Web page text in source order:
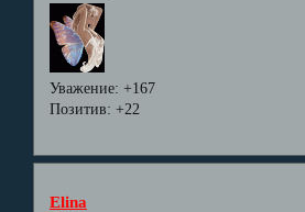
Уважение: +167
Позитив: +22
Elina